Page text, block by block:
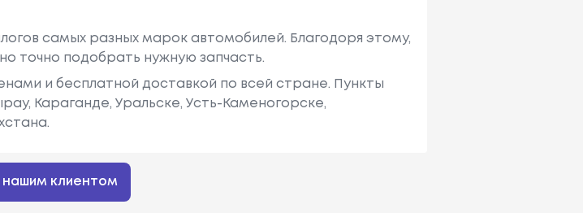
самых разных марок автомобилей. Благодоря этому,
точно подобрать нужную запчасть.
и бесплатной доставкой по всей стране. Пункты
Караганде, Уральске, Усть-Каменогорске,
нашим клиентом